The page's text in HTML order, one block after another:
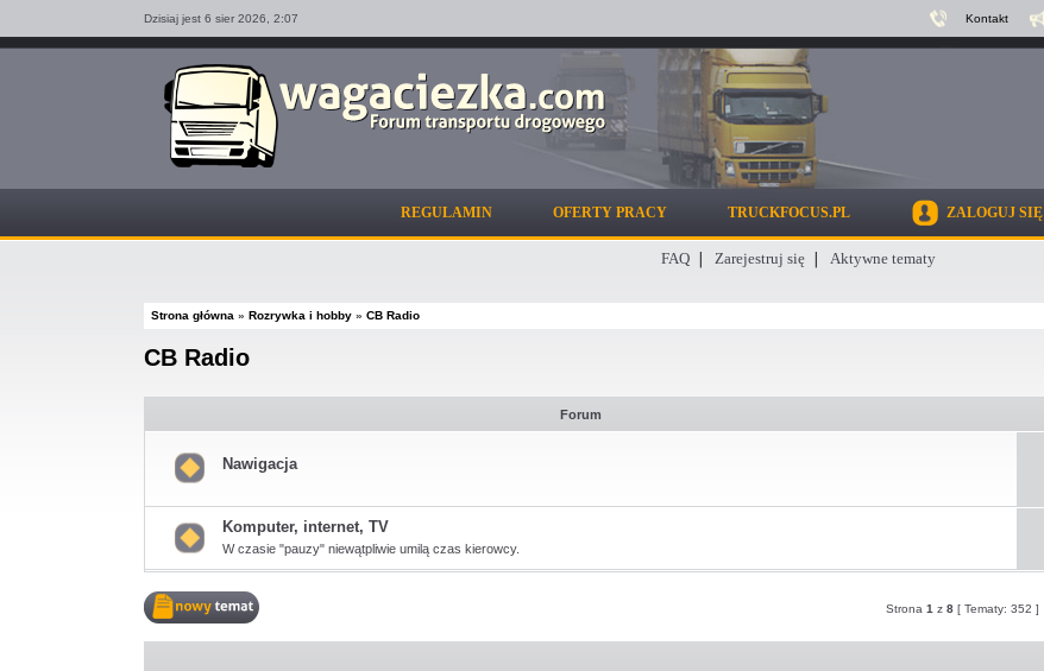
Dzisiaj jest 6 sier 2026, 2:07 Kontakt
REGULAMIN OFERTY PRACY TRUCKFOCUS.PL ZALOGUJ SIĘ
FAQ Zarejestruj się Aktywne tematy
Strona główna » Rozrywka i hobby » CB Radio
CB Radio
Forum
postów
Nawigacja
ma
postów
Komputer, internet, TV
W czasie "pauzy" niewątpliwie umilą czas kierowcy.
temat
Strona1 z8 [ Tematy: 352 ]